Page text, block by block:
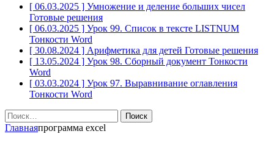
[ 06.03.2025 ] Умножение и деление больших чисел
Готовые решения
[ 06.03.2025 ] Урок 99. Список в тексте LISTNUM
Тонкости Word
[ 30.08.2024 ] Арифметика для детей Готовые решения
[ 13.05.2024 ] Урок 98. Сборный документ Тонкости
Word
[ 03.03.2024 ] Урок 97. Выравнивание оглавления
Тонкости Word
Найти:
Главнаяпрограмма excel